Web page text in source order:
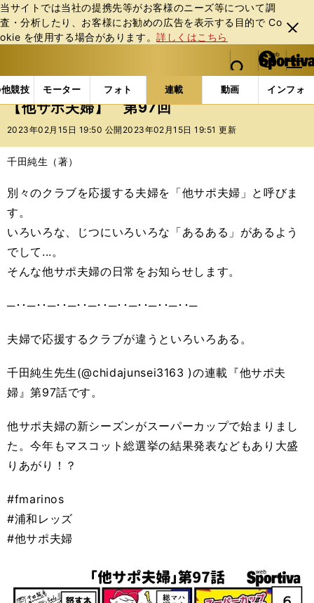
当サイトでは当社の提携先等がお客様のニーズ等について調
査・分析したり、お客様にお勧めの広告を表⽰する⽬的で Co
okie を使⽤する場合があります。詳しくはこちら
閉じ
る
web Sportiva (webスポルティーバ)
検索
マイペ
ー
ジ
メニュ
競技 モーター フォト 連載 動画 インフォ
b
ス
ポ
ル
ィ
バ
連載コラム スポマン！ 他サポ夫婦 【他サポ夫
【他サポ夫婦】 第97回
2023年02月15日 19:50 公開 2023年02月15日 19:51 更新
千田純生（著）
別々のクラブを応援する夫婦を「他サポ夫婦」と呼びま
す。
いろいろな、じつにいろいろな「あるある」があるよう
でして...。
そんな他サポ夫婦の日常をお知らせします。
─･･─･･─･･─･･─･･─･･─･･─･･─･･─
夫婦で応援するクラブが違うといろいろある。
千田純生先生(@chidajunsei3163 )の連載『他サポ夫
婦』第97話です。
他サポ夫婦の新シーズンがスーパーカップで始まりまし
た。今年もマスコット総選挙の結果発表などもあり大盛
りあがり！？
#fmarinos
#浦和レッズ
#他サポ夫婦